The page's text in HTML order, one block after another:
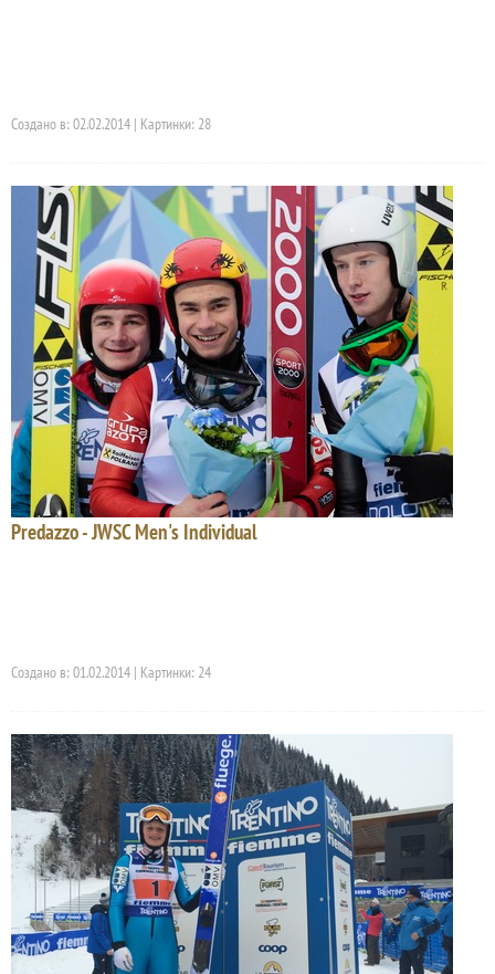
Создано в: 02.02.2014 | Картинки: 28
Predazzo - JWSC Men's Individual
Создано в: 01.02.2014 | Картинки: 24